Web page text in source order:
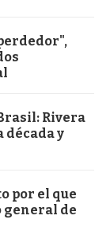
Rivera
década y
por el que
general de